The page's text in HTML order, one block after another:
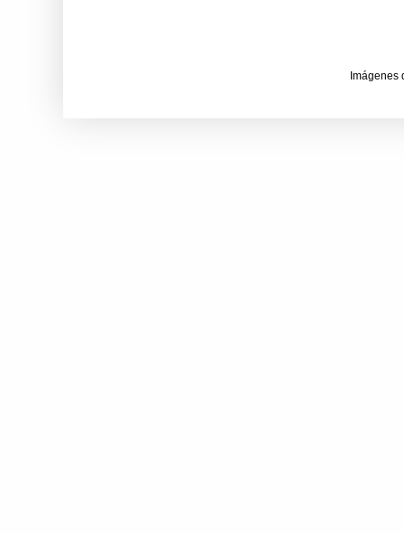
Imágenes